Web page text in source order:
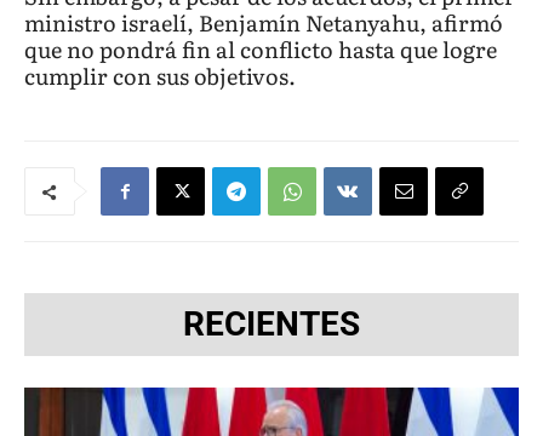
ministro israelí, Benjamín Netanyahu, afirmó
que no pondrá fin al conflicto hasta que logre
cumplir con sus objetivos.
RECIENTES